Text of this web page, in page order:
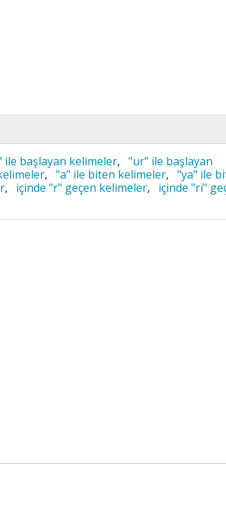
ile başlayan kelimeler, "ur" ile başlayan
, "a" ile biten kelimeler, "ya" ile
, içinde "r" geçen kelimeler,
içinde "ri"